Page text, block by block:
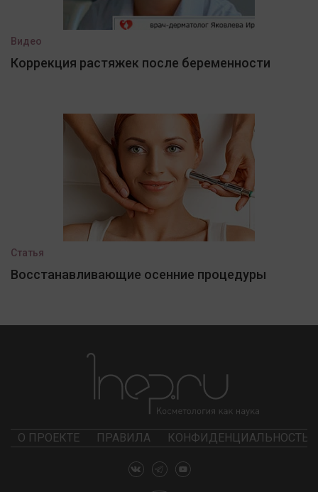
Видео
Коррекция растяжек после беременности
Статья
Восстанавливающие осенние процедуры
О ПРОЕКТЕ ПРАВИЛА КОНФИДЕНЦИАЛЬНОСТЬ